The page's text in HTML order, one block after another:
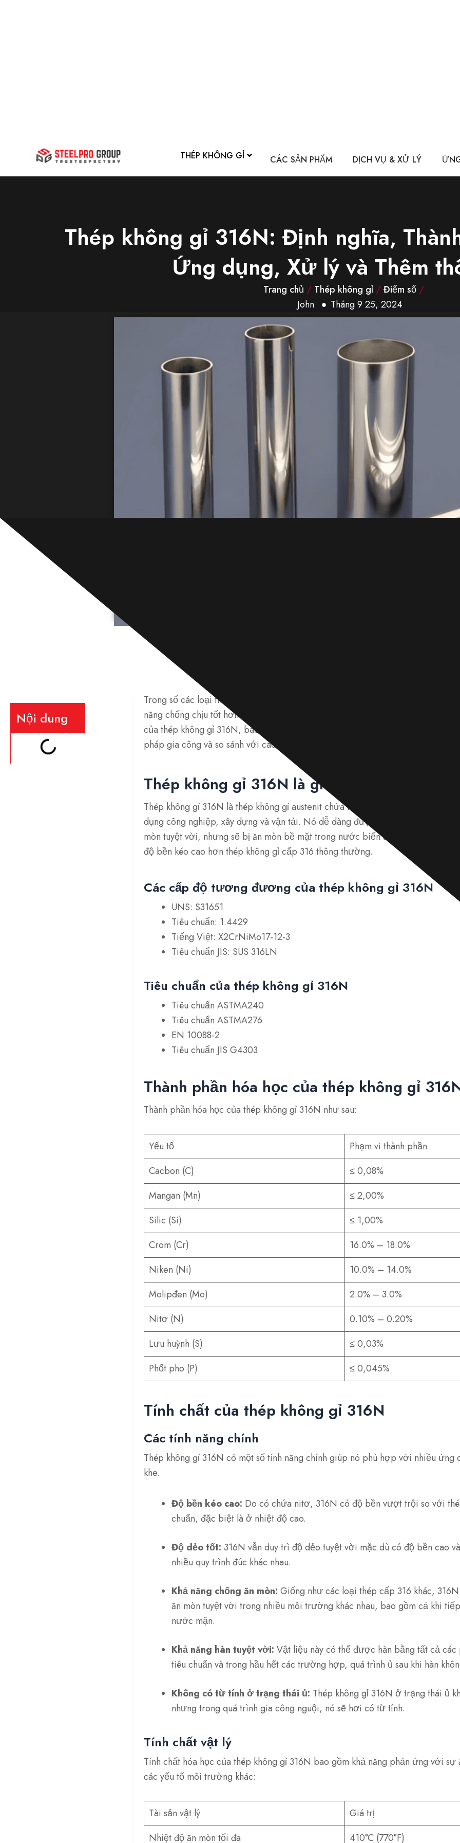
THÉP KHÔNG GỈ CÁC SẢN PHẨM DỊCH VỤ & XỬ LÝ
Thép không gỉ 316N: Định nghĩa,
Ứng dụng, Xử lý và Thêm
Trang chủ / Thép không gỉ /Điểm số /
John
Tháng 9 25, 2024
Nội dung
Trong số các loại thép không gỉ khác nhau, 316N nổi bật nhờ các đặc tính cơ
năng chống chịu tốt hơn với môi trường nhiệt độ cao. Bài viết này đi sâu vào
của thép không gỉ 316N, bao gồm định nghĩa, thành phần hóa học, đặc tính,
pháp gia công và so sánh với các loại khác như 316 và 316L.
Thép không gỉ 316N là gì?
Thép không gỉ 316N là thép không gỉ austenit chứa molypden được sử dụng
dụng công nghiệp, xây dựng và vận tải. Nó dễ dàng được định hình và hàn và
mòn tuyệt vời, nhưng sẽ bị ăn mòn bề mặt trong nước biển ấm. Do hàm lượng
độ bền kéo cao hơn thép không gỉ cấp 316 thông thường.
Các cấp độ tương đương của thép không gỉ 316N
UNS: S31651
Tiêu chuẩn: 1.4429
Tiếng Việt: X2CrNiMo17-12-3
Tiêu chuẩn JIS: SUS 316LN
Tiêu chuẩn của thép không gỉ 316N
Tiêu chuẩn ASTMA240
Tiêu chuẩn ASTMA276
EN 10088-2
Tiêu chuẩn JIS G4303
Thành phần hóa học của thép không gỉ
Thành phần hóa học của thép không gỉ 316N như sau:
Yếu tố
Phạm vi thành phần
Cacbon (C)
≤ 0,08%
Mangan (Mn)
≤ 2,00%
Silic (Si)
≤ 1,00%
Crom (Cr)
16.0% – 18.0%
Niken (Ni)
10.0% – 14.0%
Molipđen (Mo)
2.0% – 3.0%
Nitơ (N)
0.10% – 0.20%
Lưu huỳnh (S)
≤ 0,03%
Phốt pho (P)
≤ 0,045%
Tính chất của thép không gỉ 316N
Các tính năng chính
Thép không gỉ 316N có một số tính năng chính giúp nó phù hợp với nhiều ứng
khe.
Độ bền kéo cao: Do có chứa nitơ, 316N có độ bền vượt trội so với
chuẩn, đặc biệt là ở nhiệt độ cao.
Độ dẻo tốt: 316N vẫn duy trì độ dẻo tuyệt vời mặc dù có độ bền cao
nhiều quy trình đúc khác nhau.
Khả năng chống ăn mòn: Giống như các loại thép cấp 316 khác,
ăn mòn tuyệt vời trong nhiều môi trường khác nhau, bao gồm cả khi
nước mặn.
Khả năng hàn tuyệt vời: Vật liệu này có thể được hàn bằng tất cả
tiêu chuẩn và trong hầu hết các trường hợp, quá trình ủ sau khi hàn
Không có từ tính ở trạng thái ủ: Thép không gỉ 316N ở trạng thái ủ
nhưng trong quá trình gia công nguội, nó sẽ hơi có từ tính.
Tính chất vật lý
Tính chất hóa học của thép không gỉ 316N bao gồm khả năng phản ứng với sự
các yếu tố môi trường khác:
Tài sản vật lý
Giá trị
Nhiệt độ ăn mòn tối đa
410°C (770°F)